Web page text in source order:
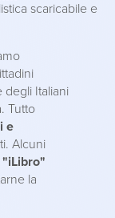
scaricabile e
degli Italiani
Tutto
e
Alcuni
"iLibro"
la